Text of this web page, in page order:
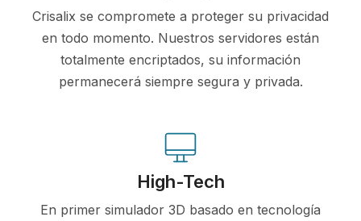
Crisalix se compromete a proteger su privacidad
en todo momento. Nuestros servidores están
totalmente encriptados, su información
permanecerá siempre segura y privada.
High-Tech
En primer simulador 3D basado en tecnología